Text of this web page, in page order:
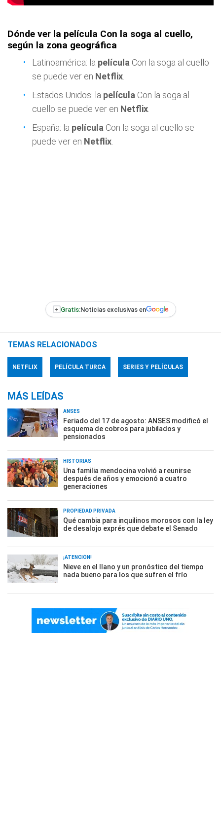
Dónde ver la película Con la soga al cuello,
según la zona geográfica
Latinoamérica: la película Con la soga al cuello
se puede ver en Netflix
Estados Unidos: la película Con la soga al
cuello se puede ver en Netflix
España: la película Con la soga al cuello se
puede ver en Netflix
+ Gratis:Noticias exclusivas en
TEMAS RELACIONADOS
NETFLIX PELÍCULA TURCA SERIES Y PELÍCULAS
MÁS LEÍDAS
ANSES
Feriado del 17 de agosto: ANSES modificó el
esquema de cobros para jubilados y
pensionados
HISTORIAS
Una familia mendocina volvió a reunirse
después de años y emocionó a cuatro
generaciones
PROPIEDAD PRIVADA
Qué cambia para inquilinos morosos con la ley
de desalojo exprés que debate el Senado
¡ATENCIÓN!
Nieve en el llano y un pronóstico del tiempo
nada bueno para los que sufren el frío